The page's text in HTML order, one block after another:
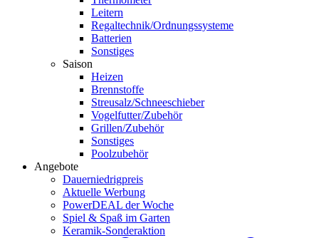
Leitern
Regaltechnik/Ordnungssysteme
Batterien
Sonstiges
Saison
Heizen
Brennstoffe
Streusalz/Schneeschieber
Vogelfutter/Zubehör
Grillen/Zubehör
Sonstiges
Poolzubehör
Angebote
Dauerniedrigpreis
Aktuelle Werbung
PowerDEAL der Woche
Spiel & Spaß im Garten
Keramik-Sonderaktion